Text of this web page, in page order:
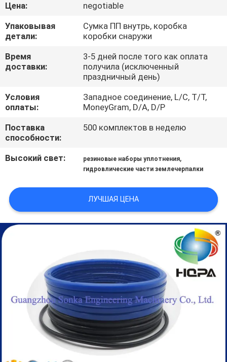
PRIVACY
POLICY
Цена:
negotiable
Упаковывая
детали:
Сумка ПП внутрь, коробка
коробки снаружи
Время
доставки:
3-5 дней после того как оплата
получила (исключенный
праздничный день)
Условия
оплаты:
Западное соединение, L/C, T/T,
MoneyGram, D/A, D/P
Поставка
способности:
500 комплектов в неделю
Высокий свет: резиновые наборы уплотнения,
гидровлические части землечерпалки
ЛУЧШАЯ ЦЕНА